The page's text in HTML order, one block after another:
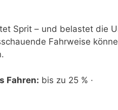
Sprit – und belastet die
Fahrweise
Fahren: bis zu 25 % ·